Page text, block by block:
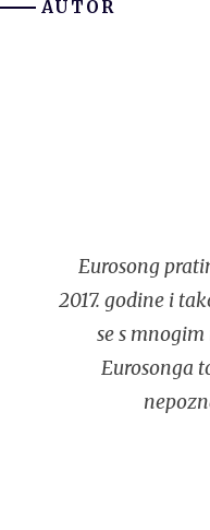
AUTOR
Eurosong
2017. godine i
se s
Eurosonga